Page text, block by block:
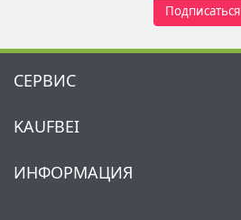
Подписаться
СЕРВИС
Корзина
Мой список желаний
KAUFBEI
Ритейлеры и Производители
ИНФОРМАЦИЯ